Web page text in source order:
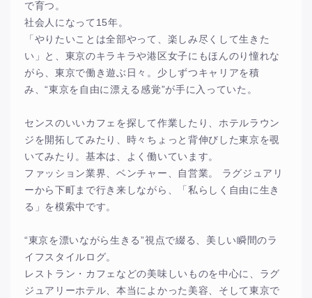
で育つ。
社会人になって15年。
「やりたいことは全部やって、楽しみ尽くして生きた
い」と、東京のキラキラや港区女子にもほんのり憧れな
がら、東京で働き遊ぶ日々。少しずつキャリアを積
み、“東京を自由に漂える感覚”が手に入っていた。
センスのいいカフェを探して作業したり、ホテルラウン
ジを開拓してみたり、時々ちょっと背伸びした東京を覗
いてみたり。基本は、よく働いています。
ファッション業界、ベンチャー、自営業。 ラグジュアリ
ーから下町まで行き来しながら、「私らしく自由に生き
る」を模索中です。
“東京を漂いながら生きる”視点で綴る、美しい瞬間のラ
イフスタイルログ。
レストラン・カフェなどの美味しいものを中心に、ラグ
ジュアリーホテル、本当によかった美容、そして東京で